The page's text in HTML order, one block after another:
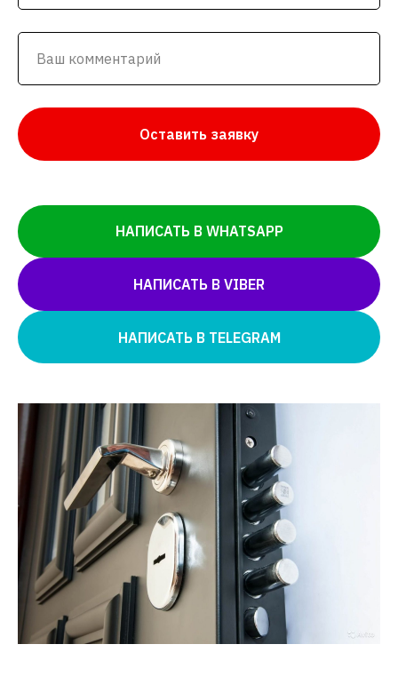
Оставить заявку
НАПИСАТЬ В WHATSAPP
НАПИСАТЬ В VIBER
НАПИСАТЬ В TELEGRAM